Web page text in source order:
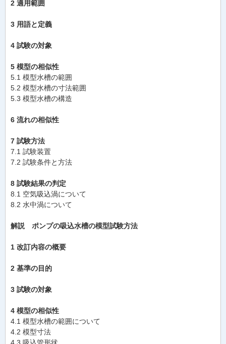
2 適用範囲
3 用語と定義
4 試験の対象
5 模型の相似性
5.1 模型水槽の範囲
5.2 模型水槽の寸法範囲
5.3 模型水槽の構造
6 流れの相似性
7 試験方法
7.1 試験装置
7.2 試験条件と方法
8 試験結果の判定
8.1 空気吸込渦について
8.2 水中渦について
解説 ポンプの吸込水槽の模型試験方法
1 改訂内容の概要
2 基準の目的
3 試験の対象
4 模型の相似性
4.1 模型水槽の範囲について
4.2 模型寸法